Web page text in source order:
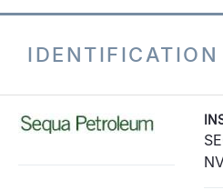
IDENTIFICATION